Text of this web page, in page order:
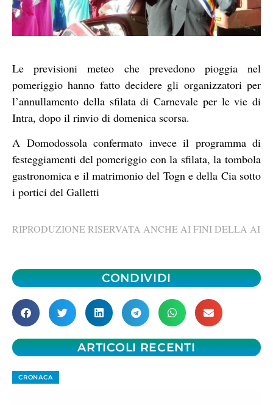
Le previsioni meteo che prevedono pioggia nel
pomeriggio hanno fatto decidere gli organizzatori per
l’annullamento della sfilata di Carnevale per le vie di
Intra, dopo il rinvio di domenica scorsa.
A Domodossola confermato invece il programma di
festeggiamenti del pomeriggio con la sfilata, la tombola
gastronomica e il matrimonio del Togn e della Cia sotto
i portici del Galletti
RIPRODUZIONE RISERVATA ANCHE AI FINI DELLA AI
CONDIVIDI
ARTICOLI RECENTI
CRONACA